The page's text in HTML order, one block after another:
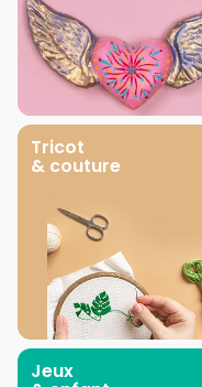
Tricot
& couture
Jeux